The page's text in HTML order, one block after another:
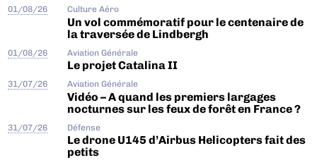
01/08/26 Culture Aéro
Un vol commémoratif pour le centenaire de
la traversée de Lindbergh
01/08/26 Aviation Générale
Le projet Catalina II
31/07/26 Aviation Générale
Vidéo – A quand les premiers largages
nocturnes sur les feux de forêt en France ?
31/07/26 Défense
Le drone U145 d’Airbus Helicopters fait des
petits